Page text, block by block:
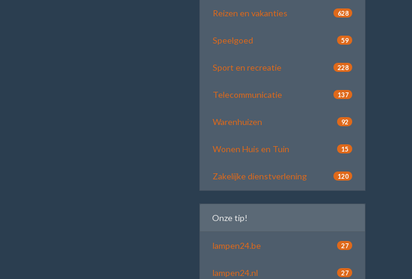
Reizen en vakanties 628
Speelgoed 59
Sport en recreatie 228
Telecommunicatie 137
Warenhuizen 92
Wonen Huis en Tuin 15
Zakelijke dienstverlening 120
Onze tip!
lampen24.be 27
lampen24.nl 27